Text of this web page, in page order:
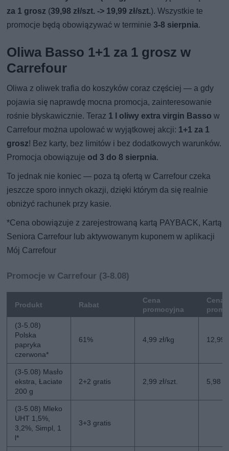
za 1 grosz (39,98 zł/szt. -> 19,99 zł/szt.). Wszystkie te
promocje będą obowiązywać w terminie3-8 sierpnia.
Oliwa Basso 1+1 za 1 grosz w
Carrefour
Oliwa z oliwek trafia do koszyków coraz częściej — a gdy
pojawia się naprawdę mocna promocja, zainteresowanie
rośnie błyskawicznie. Teraz 1 l oliwy extra virgin Basso w
Carrefour można upolować w wyjątkowej akcji: 1+1 za 1
grosz! Bez karty, bez limitów i bez dodatkowych warunków.
Promocja obowiązuje od 3 do 8 sierpnia.
To jednak nie koniec — poza tą ofertą w Carrefour czeka
jeszcze sporo innych okazji, dzięki którym da się realnie
obniżyć rachunek przy kasie.
*Cena obowiązuje z zarejestrowaną kartą PAYBACK, Kartą
Seniora Carrefour lub aktywowanym kuponem w aplikacji
Mój Carrefour
Promocje w Carrefour (3-8.08)
Produkt Rabat
Cena
promocyjna
Cena
(3-5.08)
Polska
papryka
czerwona*
61% 4,99 zł/kg 12,99
(3-5.08) Masło
ekstra, Łaciate
200 g
2+2 gratis 2,99 zł/szt. 5,98
(3-5.08) Mleko
UHT 1,5%,
3,2%, Simpl, 1
l*
3+3 gratis